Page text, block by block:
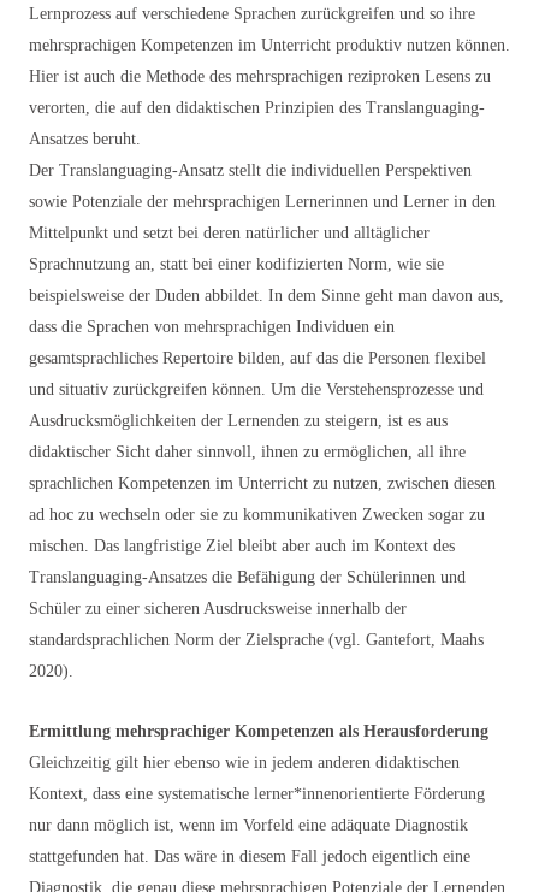
Lernprozess auf verschiedene Sprachen zurückgreifen und so ihre
mehrsprachigen Kompetenzen im Unterricht produktiv nutzen können.
Hier ist auch die Methode des mehrsprachigen reziproken Lesens zu
verorten, die auf den didaktischen Prinzipien des Translanguaging-
Ansatzes beruht.
Der Translanguaging-Ansatz stellt die individuellen Perspektiven
sowie Potenziale der mehrsprachigen Lernerinnen und Lerner in den
Mittelpunkt und setzt bei deren natürlicher und alltäglicher
Sprachnutzung an, statt bei einer kodifizierten Norm, wie sie
beispielsweise der Duden abbildet. In dem Sinne geht man davon aus,
dass die Sprachen von mehrsprachigen Individuen ein
gesamtsprachliches Repertoire bilden, auf das die Personen flexibel
und situativ zurückgreifen können. Um die Verstehensprozesse und
Ausdrucksmöglichkeiten der Lernenden zu steigern, ist es aus
didaktischer Sicht daher sinnvoll, ihnen zu ermöglichen, all ihre
sprachlichen Kompetenzen im Unterricht zu nutzen, zwischen diesen
ad hoc zu wechseln oder sie zu kommunikativen Zwecken sogar zu
mischen. Das langfristige Ziel bleibt aber auch im Kontext des
Translanguaging-Ansatzes die Befähigung der Schülerinnen und
Schüler zu einer sicheren Ausdrucksweise innerhalb der
standardsprachlichen Norm der Zielsprache (vgl. Gantefort, Maahs
2020).
Ermittlung mehrsprachiger Kompetenzen als Herausforderung
Gleichzeitig gilt hier ebenso wie in jedem anderen didaktischen
Kontext, dass eine systematische lerner*innenorientierte Förderung
nur dann möglich ist, wenn im Vorfeld eine adäquate Diagnostik
stattgefunden hat. Das wäre in diesem Fall jedoch eigentlich eine
Diagnostik, die genau diese mehrsprachigen Potenziale der Lernenden